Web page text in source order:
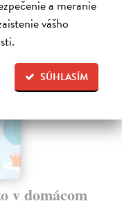
a meranie
vášho
SÚHLASÍM
v domácom